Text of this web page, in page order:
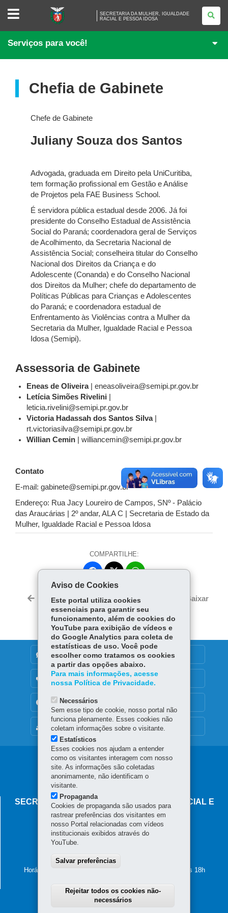
SECRETARIA
MULHER,
IGUALDADE
RACIAL
E
IDOSA
SECRETARIA DA MULHER, IGUALDADE
RACIAL E PESSOA IDOSA
Serviços para você!
Chefia de Gabinete
Chefe de Gabinete
Juliany Souza dos Santos
Advogada, graduada em Direito pela UniCuritiba,
tem formação profissional em Gestão e Análise
de Projetos pela FAE Business School.
É servidora pública estadual desde 2006. Já foi
presidente do Conselho Estadual de Assistência
Social do Paraná; coordenadora geral de Serviços
de Acolhimento, da Secretaria Nacional de
Assistência Social; conselheira titular do Conselho
Nacional dos Direitos da Criança e do
Adolescente (Conanda) e do Conselho Nacional
dos Direitos da Mulher; chefe do departamento de
Políticas Públicas para Crianças e Adolescentes
do Paraná; e coordenadora estadual de
Enfrentamento às Violências contra a Mulher da
Secretaria da Mulher, Igualdade Racial e Pessoa
Idosa (Semipi).
Assessoria de Gabinete
Eneas de Oliveira| eneasoliveira@semipi.pr.gov.br
Letícia Simões Rivelini
leticia.rivelini@semipi.pr.gov.br
Victoria Hadassah dos Santos Silva|
rt.victoriasilva@semipi.pr.gov.br
Willian Cemin | williancemin@semipi.pr.gov.br
Contato
E-mail: gabinete@semipi.pr.gov.br
Endereço: Rua Jacy Loureiro de Campos, SNº - Palácio
das Araucárias | 2º andar, ALA C | Secretaria de Estado da
Mulher, Igualdade Racial e Pessoa Idosa
COMPARTILHE:
Fa
ce
ok
itt
W
p
Voltar Início Imprimir Baixar
MAPA DO SITE
DENUNCIE CORRUPÇÃO
OUVIDORIA
TRANSPARÊNCIA INSTITUCIONAL
Navegação
principal
SECRETARIA DA MULHER, IGUALDADE RACIAL E
PESSOA IDOSA
Palácio das Araucárias
Rua Jacy Loureiro de Campos, s/n - Centro Cívico
80530-915
41 4009-3600
Horário de atendimento: das 8h30 às 12h e das 13h30 às 18h
Aviso de Cookies
Este portal utiliza cookies
essenciais para garantir seu
funcionamento, além de cookies do
YouTube para exibição de vídeos e
do Google Analytics para coleta de
estatísticas de uso. Você pode
escolher como tratamos os cookies
a partir das opções abaixo.
Para mais informações, acesse
nossa Política de Privacidade.
Necessários
Sem esse tipo de cookie, nosso portal não
funciona plenamente. Esses cookies não
coletam informações sobre o visitante.
Estatísticos
Esses cookies nos ajudam a entender
como os visitantes interagem com nosso
site. As informações são coletadas
anonimamente, não identificam o
visitante.
Propaganda
Cookies de propaganda são usados para
rastrear preferências dos visitantes em
nosso Portal relacionadas com vídeos
institucionais exibidos através do
YouTube.
Salvar preferências
Rejeitar todos os cookies não-
necessários